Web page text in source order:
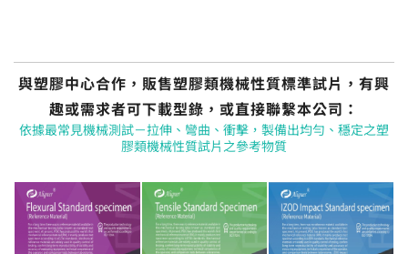
與塑膠中心合作，販售塑膠類機械性質標準試片，有興
趣或需求者可下載型錄，或直接聯繫本公司：
依據最常見機械測試－拉伸、彎曲、衝擊，製備出均勻、穩定之塑
膠類機械性質試片之參考物質